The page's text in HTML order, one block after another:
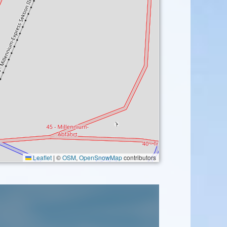
Leaflet | ©OSM, OpenSnowMapcontributors